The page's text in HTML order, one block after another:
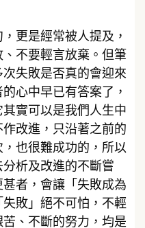
更是經常被人提及，
不要輕言放棄。但筆
失敗是否真的會迎來
心中早已有答案了，
實可以是我們人生中
改進，只沿著之前的
也很難成功的，所以
析及改進的不斷嘗
者，會讓「失敗成為
敗」絕不可怕，不輕
、不斷的努力，均是